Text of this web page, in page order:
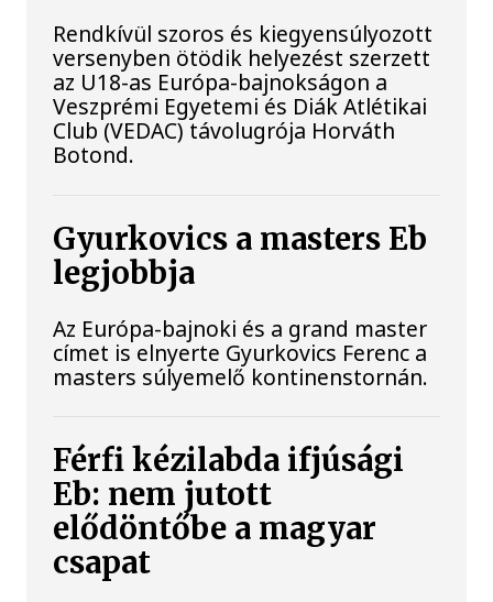
Rendkívül szoros és kiegyensúlyozott
versenyben ötödik helyezést szerzett
az U18-as Európa-bajnokságon a
Veszprémi Egyetemi és Diák Atlétikai
Club (VEDAC) távolugrója Horváth
Botond.
Gyurkovics a masters Eb
legjobbja
Az Európa-bajnoki és a grand master
címet is elnyerte Gyurkovics Ferenc a
masters súlyemelő kontinenstornán.
Férfi kézilabda ifjúsági
Eb: nem jutott
elődöntőbe a magyar
csapat